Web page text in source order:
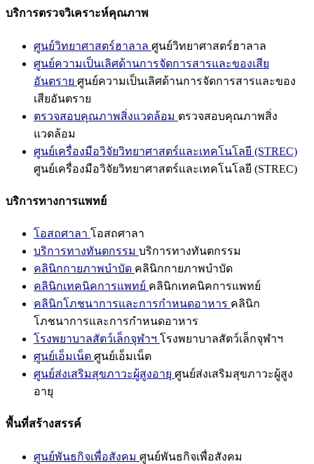
บริการตรวจวิเคราะห์คุณภาพ
ศูนย์วิทยาศาสตร์ฮาลาล ศูนย์วิทยาศาสตร์ฮาลาล
ศูนย์ความเป็นเลิศด้านการจัดการสารและของเสีย
อันตราย ศูนย์ความเป็นเลิศด้านการจัดการสารและของ
เสียอันตราย
ตรวจสอบคุณภาพสิ่งแวดล้อม ตรวจสอบคุณภาพสิ่ง
แวดล้อม
ศูนย์เครื่องมือวิจัยวิทยาศาสตร์และเทคโนโลยี (STREC)
ศูนย์เครื่องมือวิจัยวิทยาศาสตร์และเทคโนโลยี (STREC)
บริการทางการแพทย์
โอสถศาลา โอสถศาลา
บริการทางทันตกรรม บริการทางทันตกรรม
คลินิกกายภาพบำบัด คลินิกกายภาพบำบัด
คลินิกเทคนิคการแพทย์ คลินิกเทคนิคการแพทย์
คลินิกโภชนาการและการกำหนดอาหาร คลินิก
โภชนาการและการกำหนดอาหาร
โรงพยาบาลสัตว์เล็กจุฬาฯ โรงพยาบาลสัตว์เล็กจุฬาฯ
ศูนย์เอ็มเน็ต ศูนย์เอ็มเน็ต
ศูนย์ส่งเสริมสุขภาวะผู้สูงอายุ ศูนย์ส่งเสริมสุขภาวะผู้สูง
อายุ
พื้นที่สร้างสรรค์
ศูนย์พันธกิจเพื่อสังคม ศูนย์พันธกิจเพื่อสังคม